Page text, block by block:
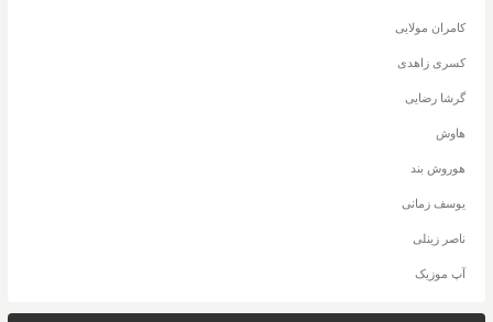
کامران مولایی
کسری زاهدی
گرشا رضایی
هاوش
هوروش بند
یوسف زمانی
ناصر زینلی
آپ موزیک